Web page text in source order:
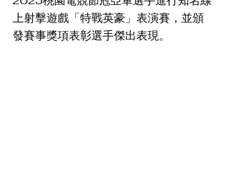
上射擊遊戲「特戰英豪」表演賽，並頒
發賽事獎項表彰選手傑出表現。